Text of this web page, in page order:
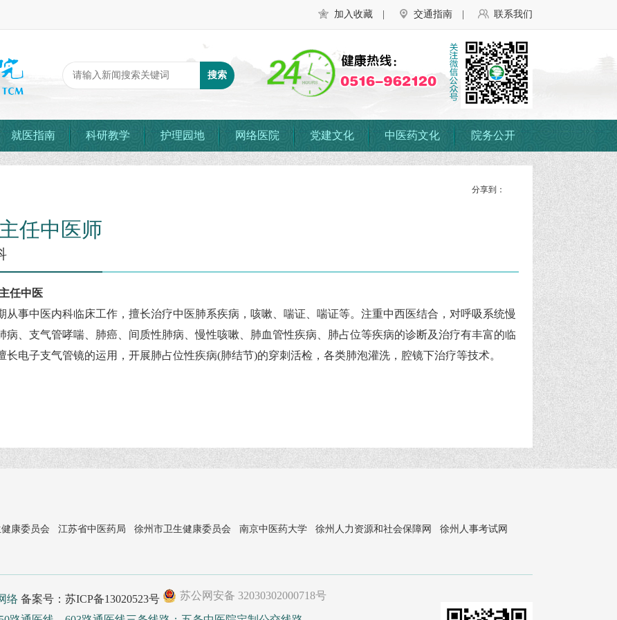
联系我们
交通指南
加入收藏
就医指南 科研教学 护理园地 网络医院 党建文化 中医药文化 院务公开
分享到：
任中医师
任中医
从事中医内科临床工作，擅长治疗中医肺系疾病，咳嗽、喘证、喘证等。注重中西医结合，对呼吸系统慢
病、支气管哮喘、肺癌、间质性肺病、慢性咳嗽、肺血管性疾病、肺占位等疾病的诊断及治疗有丰富的临
长电子支气管镜的运用，开展肺占位性疾病(肺结节)的穿刺活检，各类肺泡灌洗，腔镜下治疗等技术。
康委员会 江苏省中医药局 徐州市卫生健康委员会 南京中医药大学 徐州人力资源和社会保障网
徐州人事考试网
络 备案号：苏ICP备13020523号 苏公网安备 32030302000718号